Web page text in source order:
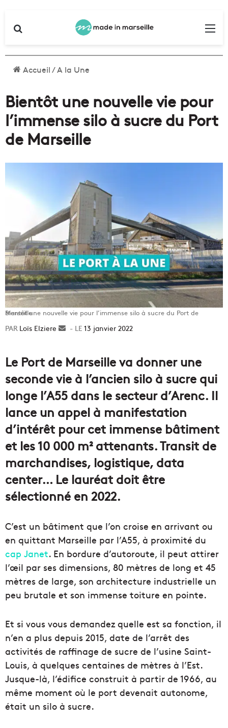
Accueil/A la Une
Bientôt une nouvelle vie pour
l’immense silo à sucre du Port
de Marseille
Bientôt une nouvelle vie pour l’immense silo à sucre du Port de Marseille
Loïs Elziere
Envoyer13 janvier 2022
Le Port de Marseille va donner une
seconde vie à l’ancien silo à sucre qui
longe l’A55 dans le secteur d’Arenc. Il
lance un appel à manifestation
d’intérêt pour cet immense bâtiment
et les 10 000 m² attenants. Transit de
marchandises, logistique, data
center… Le lauréat doit être
sélectionné en 2022.
C’est un bâtiment que l’on croise en arrivant ou
en quittant Marseille par l’A55, à proximité du
cap Janet. En bordure d’autoroute, il peut attirer
l’œil par ses dimensions, 80 mètres de long et 45
mètres de large, son architecture industrielle un
peu brutale et son immense toiture en pointe.
Et si vous vous demandez quelle est sa fonction, il
n’en a plus depuis 2015, date de l’arrêt des
activités de raffinage de sucre de l’usine Saint-
Louis, à quelques centaines de mètres à l’Est.
Jusque-là, l’édifice construit à partir de 1966, au
même moment où le port devenait autonome,
était un silo à sucre.